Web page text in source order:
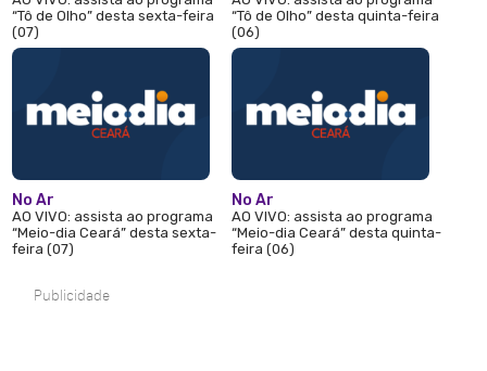
“Tô de Olho” desta sexta-feira
(07)
No Ar
AO VIVO: assista ao programa
“Meio-dia Ceará” desta sexta-
feira (07)
“Tô de Olho” desta quinta-feira
(06)
No Ar
AO VIVO: assista ao programa
“Meio-dia Ceará” desta quinta-
feira (06)
Publicidade